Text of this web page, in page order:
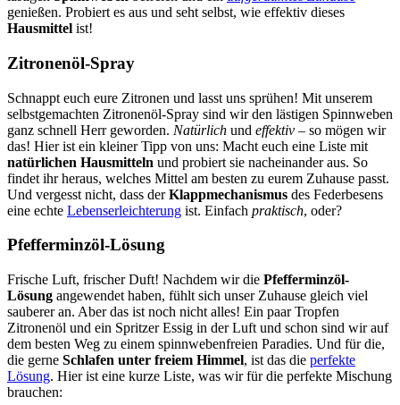
genießen. Probiert es aus und seht selbst, wie effektiv dieses
Hausmittel ist!
Zitronenöl-Spray
Schnappt euch eure Zitronen und lasst uns sprühen! Mit unserem
selbstgemachten Zitronenöl-Spray sind wir den lästigen Spinnweben
ganz schnell Herr geworden. Natürlich und effektiv – so mögen wir
das! Hier ist ein kleiner Tipp von uns: Macht euch eine Liste mit
natürlichen Hausmitteln und probiert sie nacheinander aus. So
findet ihr heraus, welches Mittel am besten zu eurem Zuhause passt.
Und vergesst nicht, dass derKlappmechanismus des Federbesens
eine echte Lebenserleichterung ist. Einfach praktisch, oder?
Pfefferminzöl-Lösung
Frische Luft, frischer Duft! Nachdem wir die Pfefferminzöl-
Lösung angewendet haben, fühlt sich unser Zuhause gleich viel
sauberer an. Aber das ist noch nicht alles! Ein paar Tropfen
Zitronenöl und ein Spritzer Essig in der Luft und schon sind wir auf
dem besten Weg zu einem spinnwebenfreien Paradies. Und für die,
die gerne Schlafen unter freiem Himmel, ist das die perfekte
Lösung. Hier ist eine kurze Liste, was wir für die perfekte Mischung
brauchen: